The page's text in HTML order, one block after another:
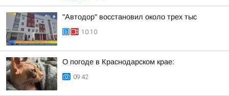
"Автодор" восстановил около трех тыс
10:10
О погоде в Краснодарском крае:
09:42